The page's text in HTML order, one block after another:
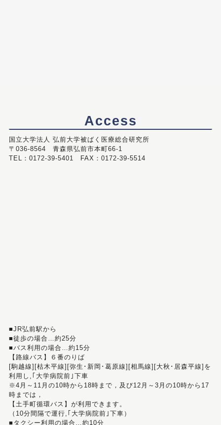
Access
国立大学法人 弘前大学被ばく医療総合研究所
〒036-8564 青森県弘前市本町66-1
TEL：0172-39-5401 FAX：0172-39-5514
■JR弘前駅から
■徒歩の場合…約25分
■バス利用の場合…約15分
【路線バス】６番のりば
[駒越線][枯木平線][弥生･新岡･葛原線][相馬線][大秋･居森平線]を
利用し,｢大学病院前｣下車
※4月～11月の10時から18時まで，及び12月～3月の10時から17
時までは，
【土手町循環バス】が利用できます。
（10分間隔で運行,｢大学病院前｣下車）
■タクシー利用の場合…約10分